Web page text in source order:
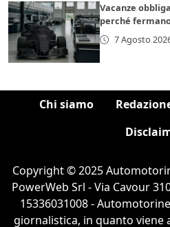
Vacanze
perché
7 Agosto
Chi siamo
Copyright © 2025
PowerWeb Srl - Via Cavour
15336031008 -
giornalistica, in quanto viene